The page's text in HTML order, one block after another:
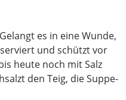
es in eine Wunde,
und schützt vor
heute noch mit Salz
den Teig, die Suppe-